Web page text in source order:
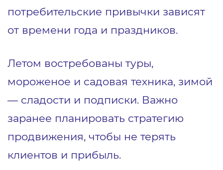
потребительские привычки зависят
от времени года и праздников.
Летом востребованы туры,
мороженое и садовая техника, зимой
— сладости и подписки. Важно
заранее планировать стратегию
продвижения, чтобы не терять
клиентов и прибыль.